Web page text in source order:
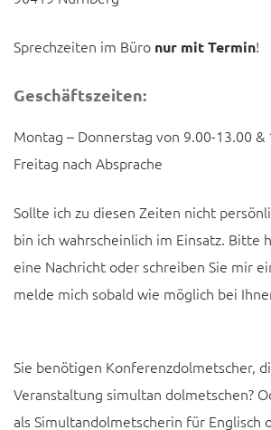
Sprechzeiten im Büro nur mit Termin!
Geschäftszeiten:
Montag – Donnerstag von 9.00-13.00 &
Freitag nach Absprache
Sollte ich zu diesen Zeiten nicht
bin ich wahrscheinlich im Einsatz. Bitte
eine Nachricht oder schreiben Sie mir
melde mich sobald wie möglich bei
Sie benötigen Konferenzdolmetscher,
Veranstaltung simultan dolmetschen?
als Simultandolmetscherin für Englisch